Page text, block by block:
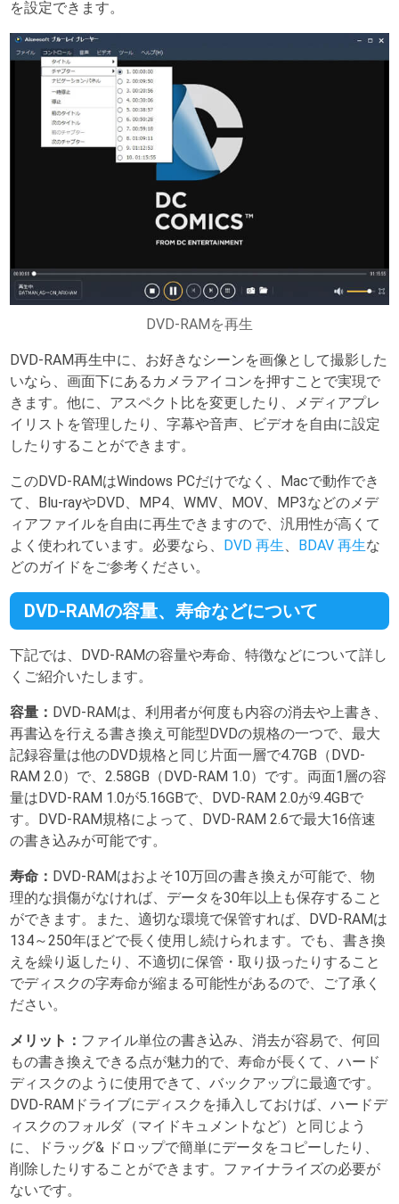
を設定できます。
DVD-RAMを再生
DVD-RAM再生中に、お好きなシーンを画像として撮影した
いなら、画面下にあるカメラアイコンを押すことで実現で
きます。他に、アスペクト比を変更したり、メディアプレ
イリストを管理したり、字幕や音声、ビデオを自由に設定
したりすることができます。
このDVD-RAMはWindows PCだけでなく、Macで動作でき
て、Blu-rayやDVD、MP4、WMV、MOV、MP3などのメデ
ィアファイルを自由に再生できますので、汎用性が高くて
よく使われています。必要なら、 DVD 再生 BDAV 再生な
どのガイドをご参考ください。
DVD-RAMの容量、寿命などについて
下記では、DVD-RAMの容量や寿命、特徴などについて詳し
くご紹介いたします。
容量： DVD-RAMは、利用者が何度も内容の消去や上書き、
再書込を行える書き換え可能型DVDの規格の一つで、最大
記録容量は他のDVD規格と同じ片面一層で4.7GB（DVD-
RAM 2.0）で、2.58GB（DVD-RAM 1.0）です。両面1層の容
量はDVD-RAM 1.0が5.16GBで、DVD-RAM 2.0が9.4GBで
す。DVD-RAM規格によって、DVD-RAM 2.6で最大16倍速
の書き込みが可能です。
寿命： DVD-RAMはおよそ10万回の書き換えが可能で、物
理的な損傷がなければ、データを30年以上も保存すること
ができます。また、適切な環境で保管すれば、DVD-RAMは
134～250年ほどで長く使用し続けられます。でも、書き換
えを繰り返したり、不適切に保管・取り扱ったりすること
でディスクの字寿命が縮まる可能性があるので、ご了承く
ださい。
メリット： ファイル単位の書き込み、消去が容易で、何回
もの書き換えできる点が魅力的で、寿命が長くて、ハード
ディスクのように使用できて、バックアップに最適です。
DVD-RAMドライブにディスクを挿入しておけば、ハードデ
ィスクのフォルダ（マイドキュメントなど）と同じよう
に、ドラッグ& ドロップで簡単にデータをコピーしたり、
削除したりすることができます。ファイナライズの必要が
ないです。